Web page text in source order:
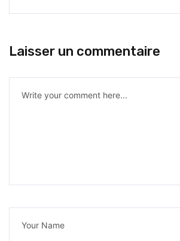
Laisser un commentaire